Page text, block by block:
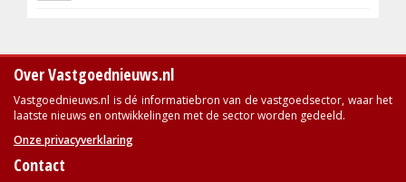
Over Vastgoednieuws.nl
Vastgoednieuws.nl is dé informatiebron van de vastgoedsector, waar het
laatste nieuws en ontwikkelingen met de sector worden gedeeld.
Onze privacyverklaring
Contact